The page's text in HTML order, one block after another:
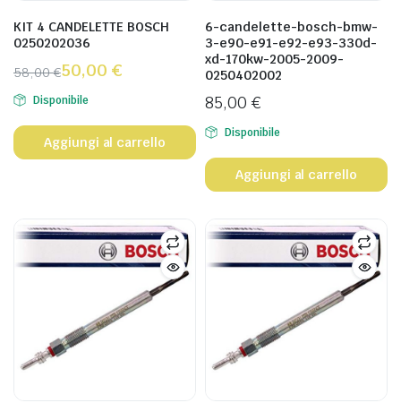
KIT 4 CANDELETTE BOSCH
0250202036
58,00€50,00 €
Disponibile
Aggiungi al carrello
6-candelette-bosch-bmw-
3-e90-e91-e92-e93-330d-
xd-170kw-2005-2009-
0250402002
85,00 €
Disponibile
Aggiungi al carrello